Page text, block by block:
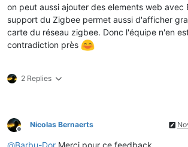
on peut aussi ajouter des elements web avec
support du Zigbee permet aussi d'afficher
carte du réseau zigbee. Donc l'équipe n'en
contradiction près
2 Replies
Offline
Nicolas Bernaerts